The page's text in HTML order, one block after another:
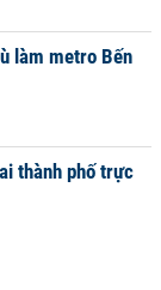
làm metro Bến
thành phố trực